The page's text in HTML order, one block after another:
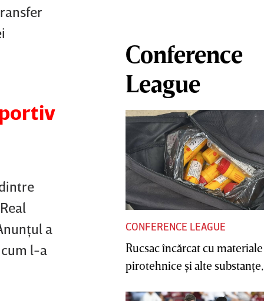
a
l-a
Conference
League
CONFERENCE LEAGUE
Rucsac încărcat cu materiale
pirotehnice şi alte substanţe,